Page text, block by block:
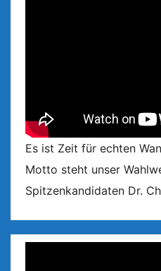
Es ist Zeit für echten
Motto steht unser
Spitzenkandidaten Dr.